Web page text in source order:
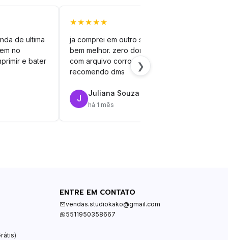
de ultima
no
e bater
★★★★★
ja comprei em outro site mas esse é
bem melhor. zero dor de cabeça
com arquivo corrompido.
recomendo dms
J
Juliana Souza
há 1 mês
❯
ENTRE EM CONTATO
vendas.studiokako@gmail.com
5511950358667